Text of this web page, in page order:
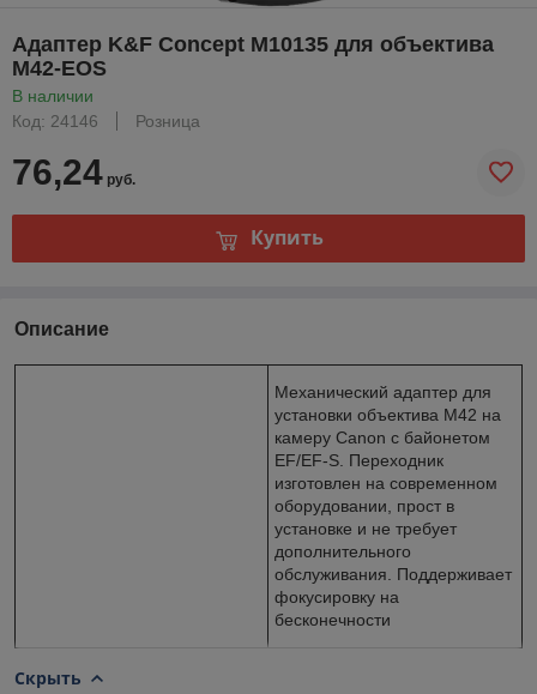
Адаптер K&F Concept M10135 для объектива
M42-EOS
В наличии
Код: 24146
Розница
76,24 руб.
Купить
Описание
Механический адаптер для
установки объектива M42 на
камеру Canon с байонетом
EF/EF-S. Переходник
изготовлен на современном
оборудовании, прост в
установке и не требует
дополнительного
обслуживания. Поддерживает
фокусировку на
бесконечности
Скрыть